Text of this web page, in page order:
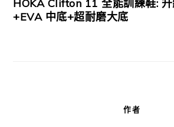
HOKA Clifton 11 全能訓練鞋:
+EVA 中底+超耐磨大底
作者